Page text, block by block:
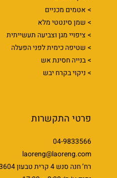
אטמים מכניים
שמן סינטטי מלא
ציפויי מגן וצביעה תעשייתית
שטיפה כימית לפני הפעלה
בנייה חסינת אש
ניקוי בקרח יבש
פרטי התקשרות
04-9833566
laoreng@laoreng.com
רח’ חנה סנש 4 קרית טבעון 3603604